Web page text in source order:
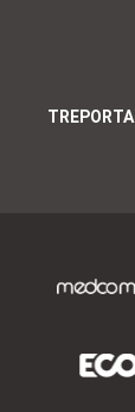
TREPORTA